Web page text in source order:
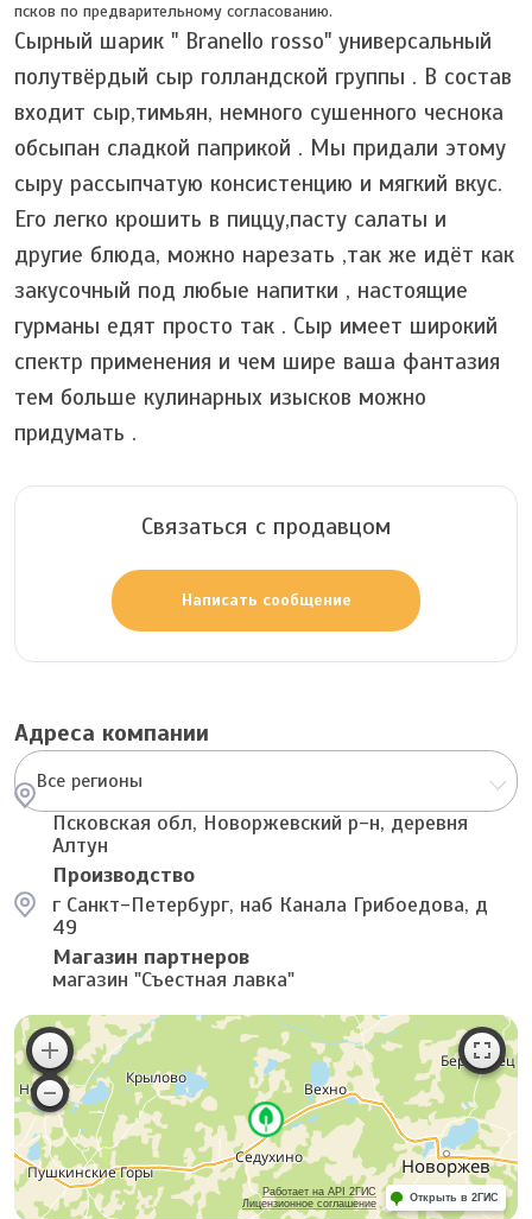
псков по предварительному согласованию.
Сырный шарик " Branello rosso" универсальный
полутвёрдый сыр голландской группы . В состав
входит сыр,тимьян, немного сушенного чеснока
обсыпан сладкой паприкой . Мы придали этому
сыру рассыпчатую консистенцию и мягкий вкус.
Его легко крошить в пиццу,пасту салаты и
другие блюда, можно нарезать ,так же идёт как
закусочный под любые напитки , настоящие
гурманы едят просто так . Сыр имеет широкий
спектр применения и чем шире ваша фантазия
тем больше кулинарных изысков можно
придумать .
Связаться с продавцом
Написать сообщение
Адреса компании
Все регионы
Псковская обл, Новоржевский р-н, деревня
Алтун
Производство
г Санкт-Петербург, наб Канала Грибоедова, д
49
Магазин партнеров
магазин "Съестная лавка"
Работает на API 2ГИС
Лицензионное соглашение
Открыть в 2ГИС